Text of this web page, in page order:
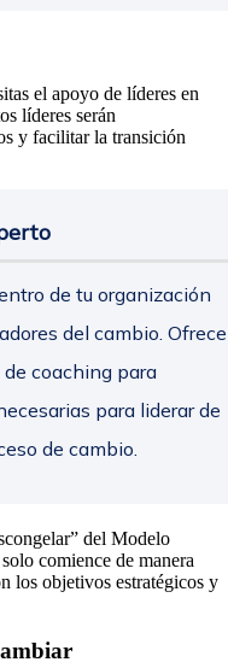
el apoyo de líderes en
líderes serán
y facilitar la transición
de tu organización
del cambio. Ofrece
coaching para
para liderar de
de cambio.
del Modelo
comience de manera
los objetivos estratégicos y